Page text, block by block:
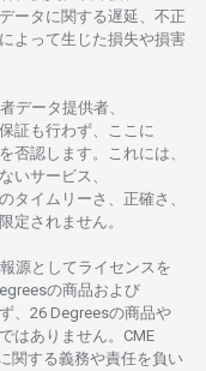
データに関する遅延、不正
よって生じた損失や損害
データ提供者、
保証も行わず、 ここに
否認し ます。 これには、
いサービス、
タイムリーさ、正確さ、
限定さ れません。
源としてライセンスを
の商品および
、26 Degreesの商品や
はありません。 CME
関する義務や責任を負い